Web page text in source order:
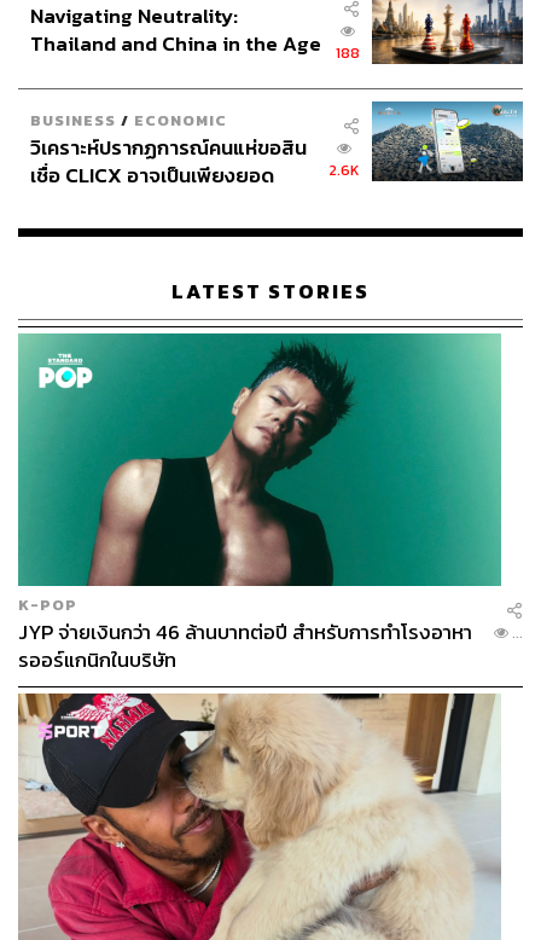
Navigating Neutrality:
Thailand and China in the Age
188
BUSINESS / ECONOMIC
วิเคราะห์ปรากฏการณ์คนแห่ขอสิน
เชื่อ CLICX อาจเป็นเพียงยอด
เรือนไทยที่ถูกซุกไว้
2.6K
LATEST STORIES
K-POP
JYP จ่ายเงินกว่า 46 ล้านบาทต่อปี สำหรับการทำโรงอาหา
รออร์แกนิกในบริษัท
...